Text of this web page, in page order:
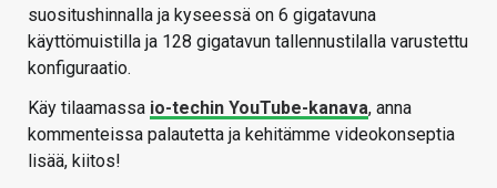
suositushinnalla ja kyseessä on 6 gigatavuna
käyttömuistilla ja 128 gigatavun tallennustilalla varustettu
konfiguraatio.
Käy tilaamassa io-techin YouTube-kanava, anna
kommenteissa palautetta ja kehitämme videokonseptia
lisää, kiitos!